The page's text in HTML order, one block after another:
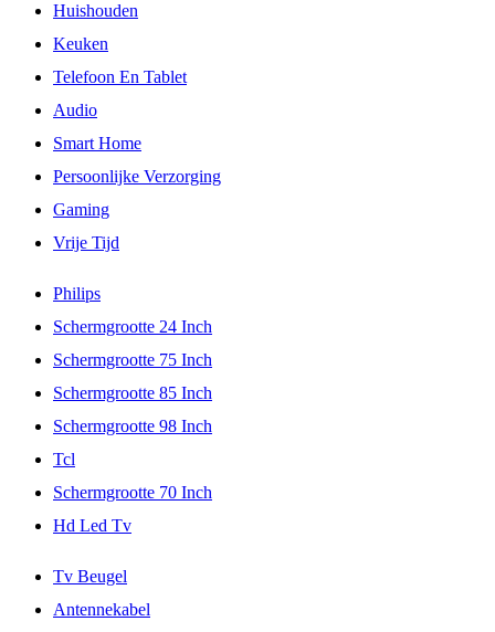
Huishouden
Keuken
Telefoon En Tablet
Audio
Smart Home
Persoonlijke Verzorging
Gaming
Vrije Tijd
Philips
Schermgrootte 24 Inch
Schermgrootte 75 Inch
Schermgrootte 85 Inch
Schermgrootte 98 Inch
Tcl
Schermgrootte 70 Inch
Hd Led Tv
Tv Beugel
Antennekabel